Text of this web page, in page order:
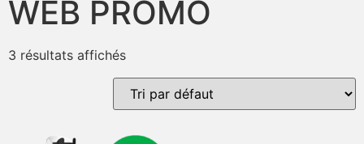
WEB PROMO
3 résultats affichés